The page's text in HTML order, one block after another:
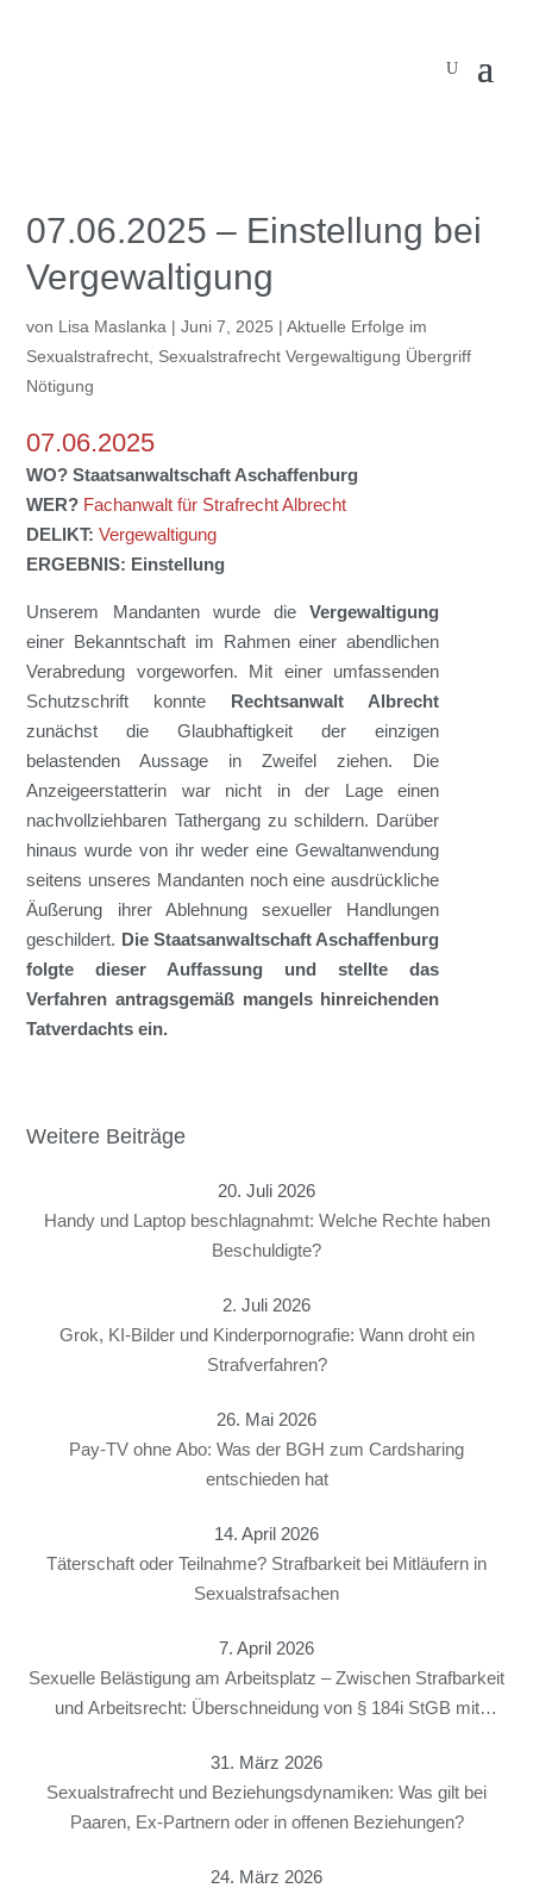
07.06.2025 – Einstellung bei
Vergewaltigung
von Lisa Maslanka |Juni 7, 2025 |Aktuelle Erfolge im
Sexualstrafrecht Sexualstrafrecht Vergewaltigung Übergriff
Nötigung
07.06.2025
WO? Staatsanwaltschaft Aschaffenburg
WER? Fachanwalt für Strafrecht Albrecht
DELIKT:Vergewaltigung
ERGEBNIS: Einstellung
Unserem Mandantenwurde dieVergewaltigung
einer Bekanntschaft im Rahmen einer abendlichen
Verabredung vorgeworfen. Mit einer umfassenden
Schutzschrift konnte Rechtsanwalt Albrecht
zunächst dieGlaubhaftigkeit der einzigen
belastenden Aussage in Zweifel ziehen. Die
Anzeigeerstatterin war nicht in der Lage einen
nachvollziehbaren Tathergang zu schildern. Darüber
hinaus wurde von ihr weder eine Gewaltanwendung
seitens unseres Mandanten noch eine ausdrückliche
Äußerung ihrer Ablehnung sexueller Handlungen
geschildert. DieStaatsanwaltschaft Aschaffenburg
folgte dieser Auffassung und stelltedas
Verfahren antragsgemäß mangels hinreichenden
Tatverdachts ein.
Weitere Beiträge
20. Juli 2026
Handy und Laptop beschlagnahmt: Welche Rechte haben
Beschuldigte?
2. Juli 2026
Grok, KI-Bilder und Kinderpornografie: Wann droht ein
Strafverfahren?
26. Mai 2026
Pay-TV ohne Abo: Was der BGH zum Cardsharing
entschieden hat
14. April 2026
Täterschaft oder Teilnahme? Strafbarkeit bei Mitläufern in
Sexualstrafsachen
7. April 2026
Sexuelle Belästigung am Arbeitsplatz – Zwischen Strafbarkeit
und Arbeitsrecht: Überschneidung von § 184i StGB mit
31. März 2026
Sexualstrafrecht und Beziehungsdynamiken: Was gilt bei
Paaren, Ex-Partnern oder in offenen Beziehungen?
24. März 2026